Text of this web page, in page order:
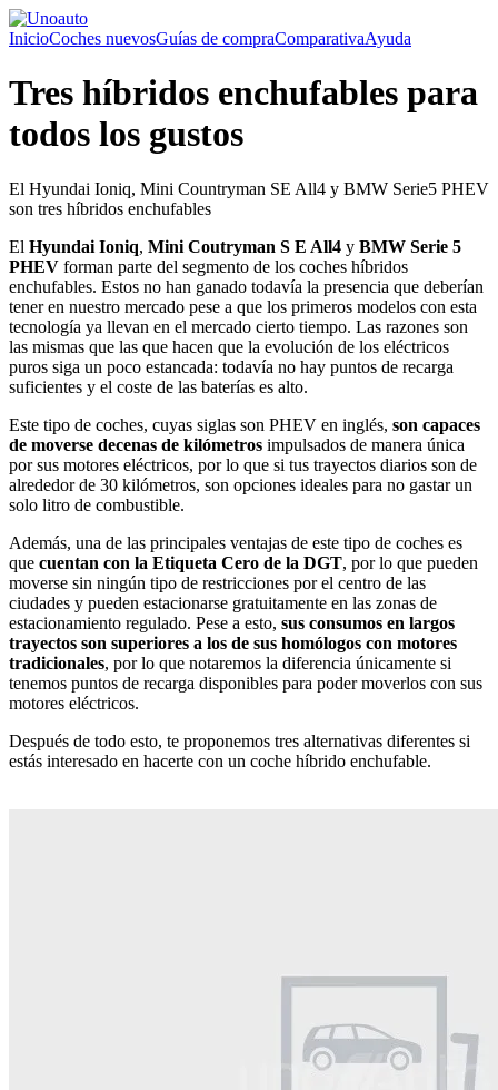
InicioCoches nuevosGuías de compraComparativaAyuda
Tres híbridos enchufables para
todos los gustos
El Hyundai Ioniq, Mini Countryman SE All4 y BMW Serie5 PHEV
son tres híbridos enchufables
El Hyundai Ioniq, Mini Coutryman S E All4 y BMW Serie 5
PHEV forman parte del segmento de los coches híbridos
enchufables. Estos no han ganado todavía la presencia que deberían
tener en nuestro mercado pese a que los primeros modelos con esta
tecnología ya llevan en el mercado cierto tiempo. Las razones son
las mismas que las que hacen que la evolución de los eléctricos
puros siga un poco estancada: todavía no hay puntos de recarga
suficientes y el coste de las baterías es alto.
Este tipo de coches, cuyas siglas son PHEV en inglés, son capaces
de moverse decenas de kilómetros impulsados de manera única
por sus motores eléctricos, por lo que si tus trayectos diarios son de
alrededor de 30 kilómetros, son opciones ideales para no gastar un
solo litro de combustible.
Además, una de las principales ventajas de este tipo de coches es
que cuentan con la Etiqueta Cero de la DGT, por lo que pueden
moverse sin ningún tipo de restricciones por el centro de las
ciudades y pueden estacionarse gratuitamente en las zonas de
estacionamiento regulado. Pese a esto, sus consumos en largos
trayectos son superiores a los de sus homólogos con motores
tradicionales, por lo que notaremos la diferencia únicamente si
tenemos puntos de recarga disponibles para poder moverlos con sus
motores eléctricos.
Después de todo esto, te proponemos tres alternativas diferentes si
estás interesado en hacerte con un coche híbrido enchufable.